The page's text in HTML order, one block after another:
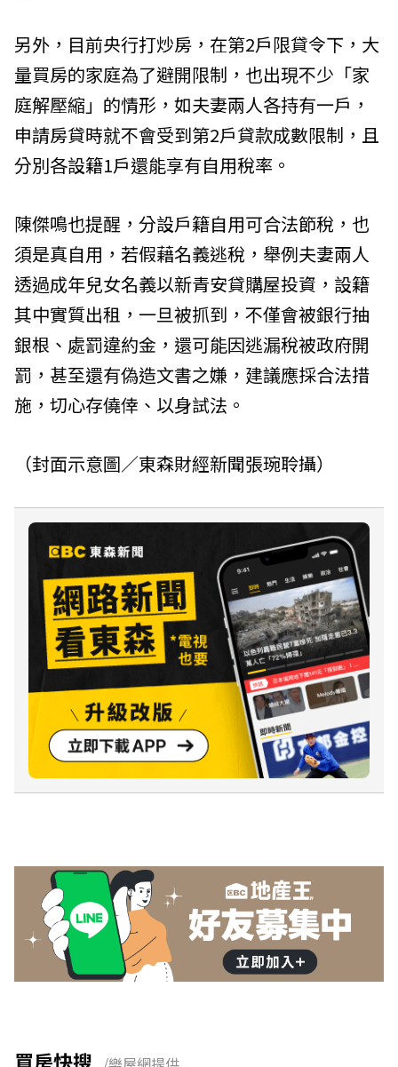
另外，目前央行打炒房，在第2戶限貸令下，大
量買房的家庭為了避開限制，也出現不少「家
庭解壓縮」的情形，如夫妻兩人各持有一戶，
申請房貸時就不會受到第2戶貸款成數限制，且
分別各設籍1戶還能享有自用稅率。
陳傑鳴也提醒，分設戶籍自用可合法節稅，也
須是真自用，若假藉名義逃稅，舉例夫妻兩人
透過成年兒女名義以新青安貸購屋投資，設籍
其中實質出租，一旦被抓到，不僅會被銀行抽
銀根、處罰違約金，還可能因逃漏稅被政府開
罰，甚至還有偽造文書之嫌，建議應採合法措
施，切心存僥倖、以身試法。
（封面示意圖／東森財經新聞張琬聆攝）
買房快搜